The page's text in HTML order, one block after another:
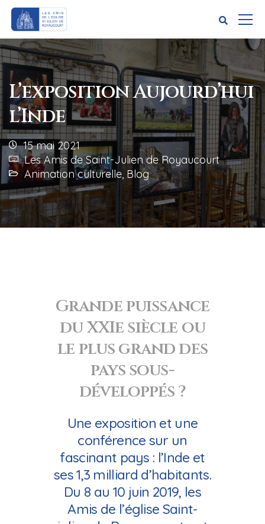
L’exposition Aujourd’hui
l’Inde
15 mai 2021
Les Amis de Saint-Julien de Royaucourt
Animation culturelle, Blog
Grande puissance
du XXIe siècle ou
le plus grand des
pays sous-
développés ?
Une exposition et une
conférence sur un
fascinant pays : l’Inde et
ses 1,3 milliard d’habitants.
Du 8 au 10 juin 2019, les
Amis de l’église Saint-